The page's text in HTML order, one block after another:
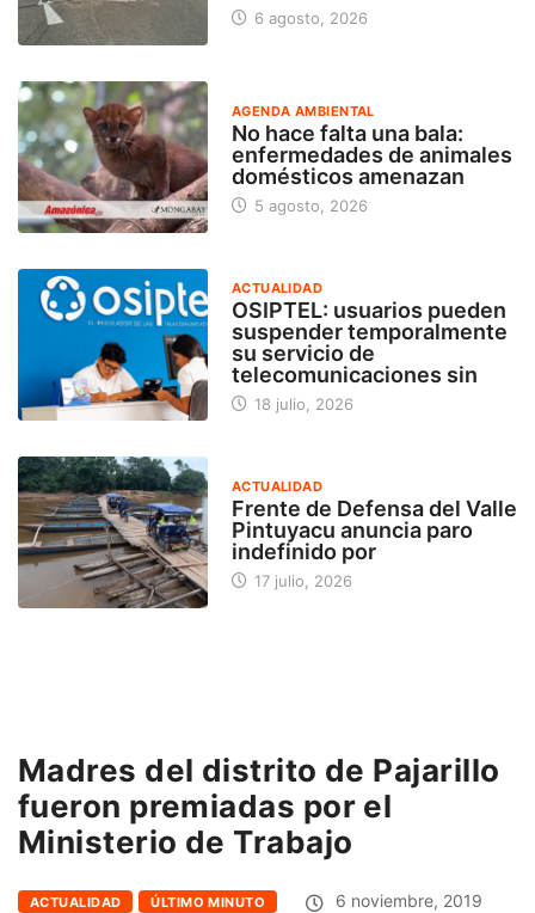
6 agosto, 2026
AGENDA AMBIENTAL
No hace falta una bala:
enfermedades de animales
domésticos amenazan
5 agosto, 2026
ACTUALIDAD
OSIPTEL: usuarios pueden
suspender temporalmente
su servicio de
telecomunicaciones sin
18 julio, 2026
ACTUALIDAD
Frente de Defensa del Valle
Pintuyacu anuncia paro
indefinido por
17 julio, 2026
Madres del distrito de Pajarillo
fueron premiadas por el
Ministerio de Trabajo
ACTUALIDAD ÚLTIMO MINUTO 6 noviembre, 2019